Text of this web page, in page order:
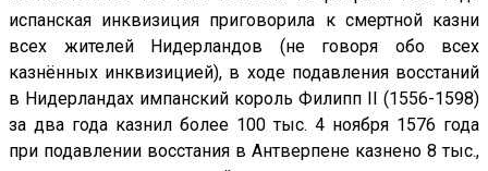
испанская инквизиция приговорила к смертной казни
всех жителей Нидерландов (не говоря обо всех
казнённых инквизицией), в ходе подавления восстаний
в Нидерландах импанский король Филипп II (1556-1598)
за два года казнил более 100 тыс. 4 ноября 1576 года
при подавлении восстания в Антверпене казнено 8 тыс.,